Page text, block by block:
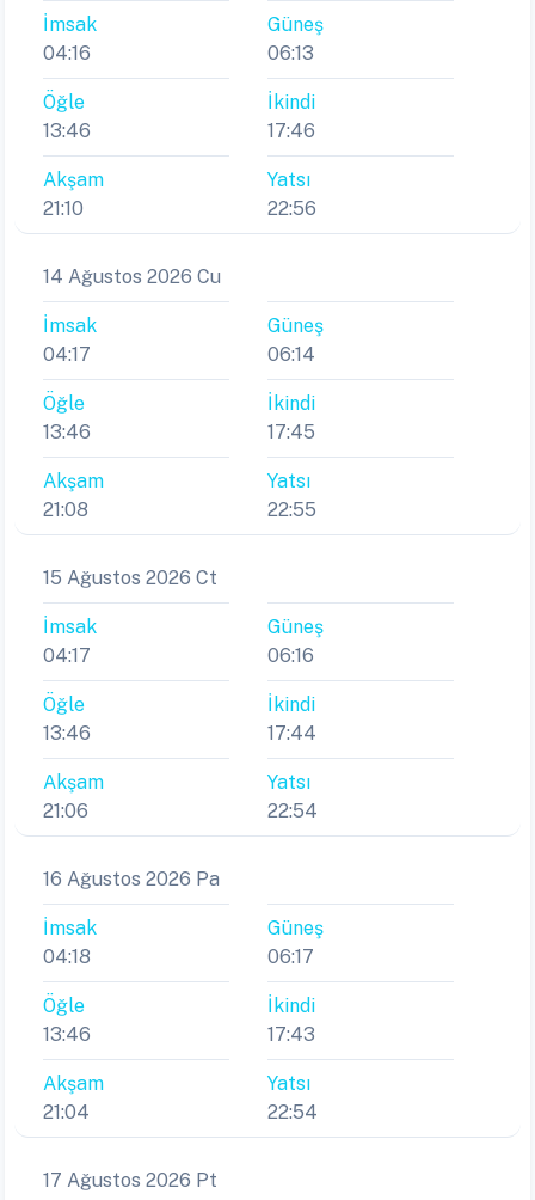
İmsak
04:16
Güneş
06:13
Öğle
13:46
İkindi
17:46
Akşam
21:10
Yatsı
22:56
14 Ağustos 2026 Cu
İmsak
04:17
Güneş
06:14
Öğle
13:46
İkindi
17:45
Akşam
21:08
Yatsı
22:55
15 Ağustos 2026 Ct
İmsak
04:17
Güneş
06:16
Öğle
13:46
İkindi
17:44
Akşam
21:06
Yatsı
22:54
16 Ağustos 2026 Pa
İmsak
04:18
Güneş
06:17
Öğle
13:46
İkindi
17:43
Akşam
21:04
Yatsı
22:54
17 Ağustos 2026 Pt